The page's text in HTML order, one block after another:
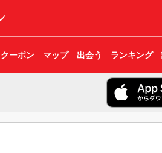
クーポン マップ 出会う ランキング